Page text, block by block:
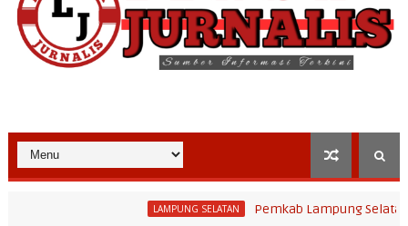
LAMPUNG SELATAN Pemkab Lampung Selatan